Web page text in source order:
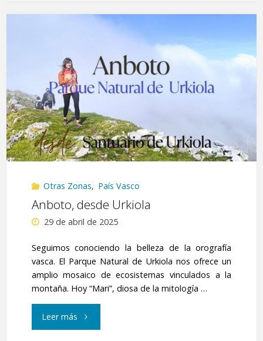
Santikurutz"
Otras Zonas, País Vasco
Anboto, desde Urkiola
29 de abril de 2025
Seguimos conociendo la belleza de la orografía
vasca. El Parque Natural de Urkiola nos ofrece un
amplio mosaico de ecosistemas vinculados a la
montaña. Hoy “Mari”, diosa de la mitología …
Leer más"Anboto,